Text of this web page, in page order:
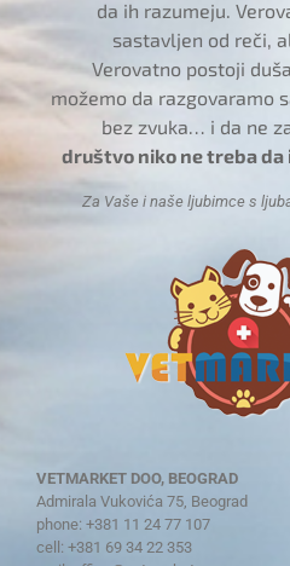
da ih razumeju.
sastavljen od reči,
Verovatno postoji
možemo da razgovaramo
bez zvuka… i da ne
društvo niko ne treba da
Za Vaše i naše ljubimce s
VETMARKET DOO, BEOGRAD
Admirala Vukovića 75, Beograd
phone: +381 11 24 77 107
cell: +381 69 34 22 353